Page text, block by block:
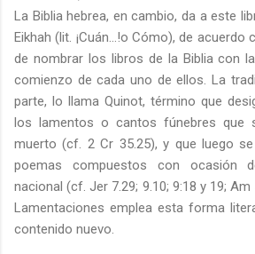
La Biblia hebrea, en cambio, da a este
Eikhah (lit. ¡Cuán...!o Cómo), de
de nombrar los libros de la Biblia con
comienzo de cada uno de ellos. La
parte, lo llama Quinot, término que
los lamentos o cantos fúnebres que
muerto (cf. 2 Cr 35.25), y que luego
poemas compuestos con ocasión
nacional (cf. Jer 7.29; 9.10; 9:18 y 19;
Lamentaciones emplea esta forma
contenido nuevo.